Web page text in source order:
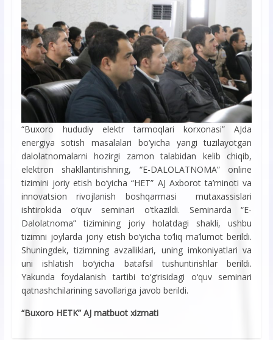
“Buxoro hududiy elektr tarmoqlari korxonasi” AJda
energiya sotish masalalari bo‘yicha yangi tuzilayotgan
dalolatnomalarni hozirgi zamon talabidan kelib chiqib,
elektron shakllantirishning, “E-DALOLATNOMA” online
tizimini joriy etish bo‘yicha “HET” AJ Axborot ta’minoti va
innovatsion rivojlanish boshqarmasi mutaxassislari
ishtirokida o‘quv seminari o’tkazildi. Seminarda “E-
Dalolatnoma” tizimining joriy holatdagi shakli, ushbu
tizimni joylarda joriy etish bo‘yicha to‘liq ma’lumot berildi.
Shuningdek, tizimning avzalliklari, uning imkoniyatlari va
uni ishlatish bo‘yicha batafsil tushuntirishlar berildi.
Yakunda foydalanish tartibi to‘g‘risidagi o‘quv seminari
qatnashchilarining savollariga javob berildi.
“Buxoro HETK” AJ matbuot xizmati